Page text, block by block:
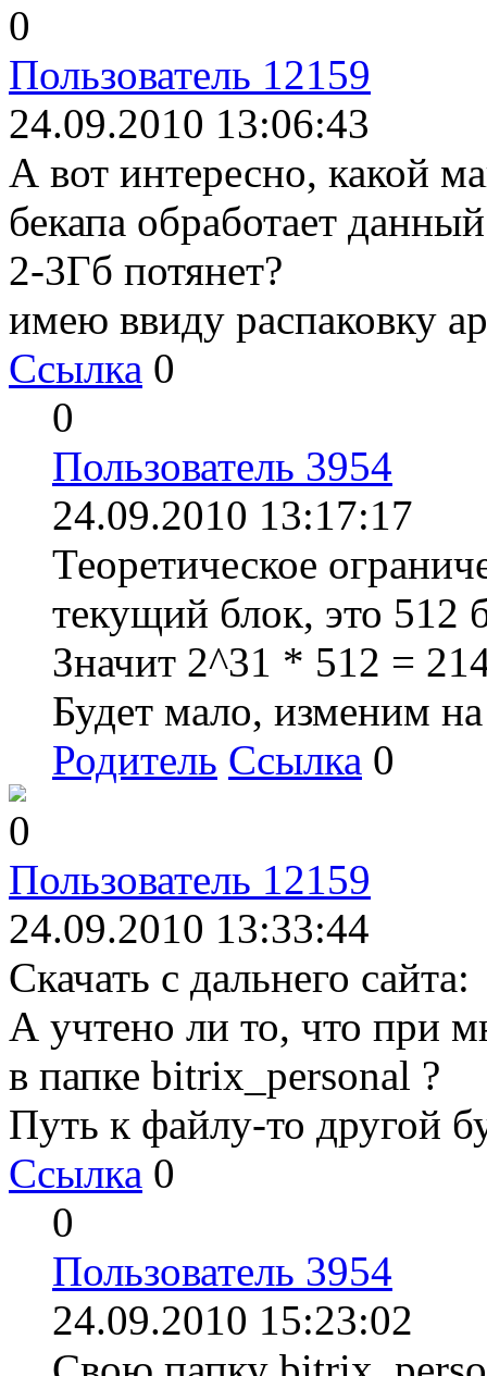
0
Пользователь 12159
24.09.2010 13:06:43
А вот интересно, какой
бекапа обработает
2-3Гб потянет?
имею ввиду распаковку
Ссылка 0
0
Пользователь 3954
24.09.2010 13:17:17
Теоретическое
текущий блок, это 512
Значит 2^31 * 512 =
Будет мало, изменим
Родитель Ссылка 0
0
Пользователь 12159
24.09.2010 13:33:44
Скачать с дальнего сайта:
А учтено ли то, что при
в папке bitrix_personal ?
Путь к файлу-то другой
Ссылка 0
0
Пользователь 3954
24.09.2010 15:23:02